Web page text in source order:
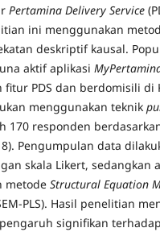
Pertamina Delivery Service
ini menggunakan
deskriptif kausal.
aktif aplikasi
fitur PDS dan berdomisili di
menggunakan teknik
170 responden
Pengumpulan data
skala Likert, sedangkan
metode Structural Equation
PLS). Hasil penelitian
signifikan terhadap